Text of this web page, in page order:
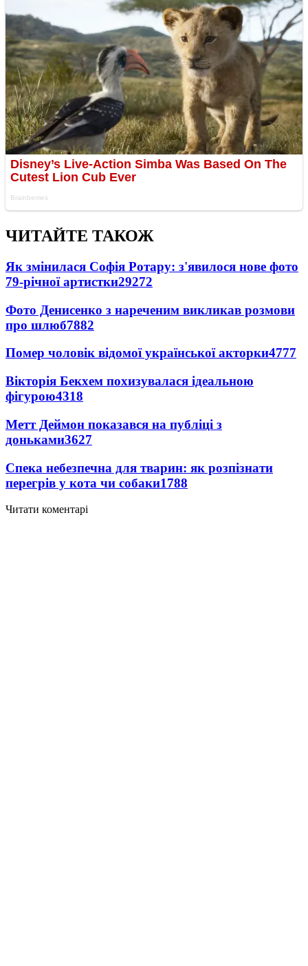
ЧИТАЙТЕ ТАКОЖ
Як змінилася Софія Ротару: з'явилося нове фото
79-річної артистки29272
Фото Денисенко з нареченим викликав розмови
про шлюб7882
Помер чоловік відомої української акторки4777
Вікторія Бекхем похизувалася ідеальною
фігурою4318
Метт Деймон показався на публіці з
доньками3627
Спека небезпечна для тварин: як розпізнати
перегрів у кота чи собаки1788
Читати коментарі